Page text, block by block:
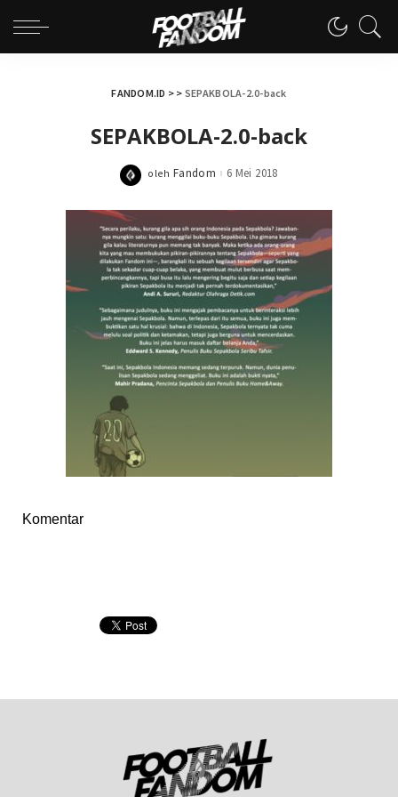
FANDOM.ID > > SEPAKBOLA-2.0-back
SEPAKBOLA-2.0-back
Posted
oleh Fandom 6 Mei 2018
Komentar